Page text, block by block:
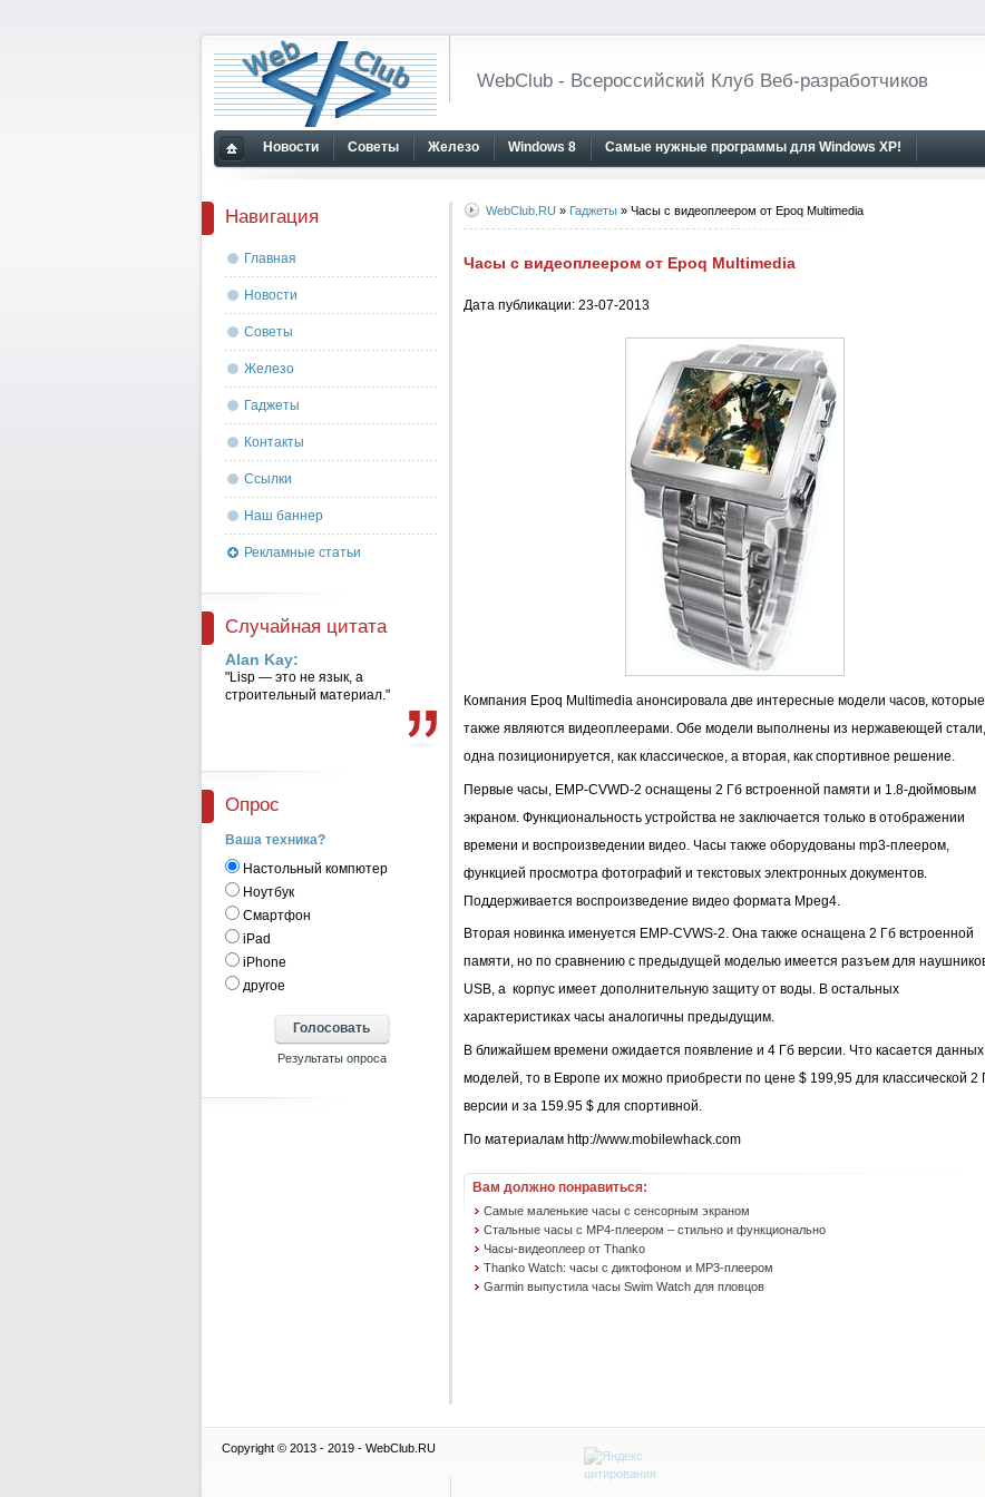
WebClub - Всероссийский Клуб Веб-разработчиков
Новости Советы Железо Windows 8 Самые нужные программы для Windows XP!
WebClub.RU » Гаджеты » Часы с видеоплеером от Epoq Multimedia
Часы с видеоплеером от Epoq Multimedia
Дата публикации: 23-07-2013
Компания Epoq Multimedia анонсировала две интересные модели часов, которые
также являются видеоплеерами. Обе модели выполнены из нержавеющей
одна позиционируется, как классическое, а вторая, как спортивное решение.
Первые часы, EMP-CVWD-2 оснащены 2 Гб встроенной памяти и 1.8-дюймовым
экраном. Функциональность устройства не заключается только в отображении
времени и воспроизведении видео. Часы также оборудованы mp3-плеером,
функцией просмотра фотографий и текстовых электронных документов.
Поддерживается воспроизведение видео формата Mpeg4.
Вторая новинка именуется EMP-CVWS-2. Она также оснащена 2 Гб встроенной
памяти, но по сравнению с предыдущей моделью имеется разъем для
USB, а корпус имеет дополнительную защиту от воды. В остальных
характеристиках часы аналогичны предыдущим.
В ближайшем времени ожидается появление и 4 Гб версии. Что касается данных
моделей, то в Европе их можно приобрести по цене $ 199,95 для классической 2
версии и за 159.95 $ для спортивной.
По материалам http://www.mobilewhack.com
Вам должно понравиться:
Самые маленькие часы с сенсорным экраном
Стальные часы с MP4-плеером – стильно и функционально
Часы-видеоплеер от Thanko
Thanko Watch: часы с диктофоном и MP3-плеером
Garmin выпустила часы Swim Watch для пловцов
Навигация
Главная
Новости
Советы
Железо
Гаджеты
Контакты
Ссылки
Наш баннер
Рекламные статьи
Случайная цитата
Alan Kay:
"Lisp — это не язык, а
строительный материал."
Опрос
Ваша техника?
Настольный компютер
Ноутбук
Смартфон
iPad
iPhone
другое
Copyright © 2013 - 2019 - WebClub.RU